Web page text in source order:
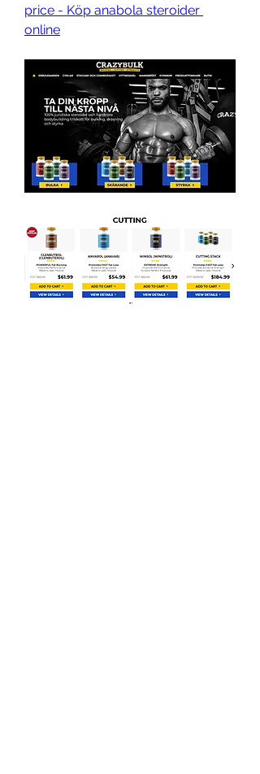
price - Köp anabola steroider
online